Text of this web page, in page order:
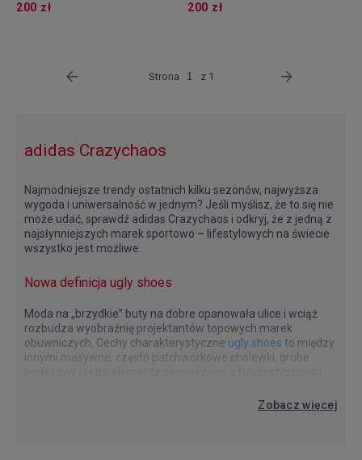
200 zł 200 zł
Strona z 1
Zobacz więcej
adidas Crazychaos
Najmodniejsze trendy ostatnich kilku sezonów, najwyższa
wygoda i uniwersalność w jednym? Jeśli myślisz, że to się nie
może udać, sprawdź adidas Crazychaos i odkryj, że z jedną z
najsłynniejszych marek sportowo – lifestylowych na świecie
wszystko jest możliwe.
Nowa definicja ugly shoes
Moda na „brzydkie” buty na dobre opanowała ulice i wciąż
rozbudza wyobraźnię projektantów topowych marek
obuwniczych. Cechy charakterystyczne ugly shoes to między
innymi masywne, często patchworkowe cholewki, grube
przedstawicieli tego trendu jest jednak dość spora
różnorodność. Znajdziemy tu zarówno monochromatyczne
buty nie mogą być niewygodne. Z adidas Crazychaos
wersjach kolorystycznych spośród których każdy, niezależnie